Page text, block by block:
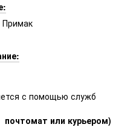
Примак
с помощью служб
или курьером)